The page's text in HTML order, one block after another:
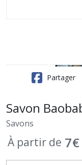
Partager
Savon
Savons
À partir de 7€